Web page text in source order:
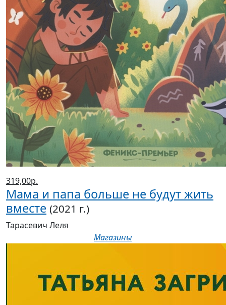
319,00р.
Мама и папа больше не будут жить
вместе (2021 г.)
Тарасевич Леля
Магазины